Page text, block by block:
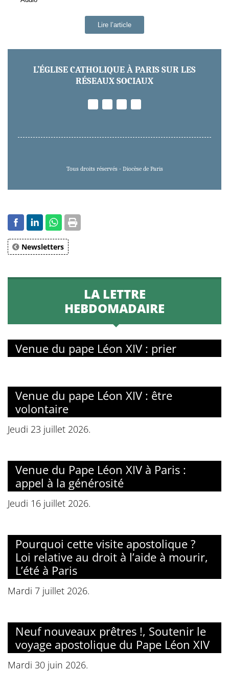
Lire l’article
L’ÉGLISE CATHOLIQUE À PARIS SUR LES
RÉSEAUX SOCIAUX
Tous droits réservés - Diocèse de Paris
Newsletters
LA LETTRE
HEBDOMADAIRE
Venue du pape Léon XIV : prier
Venue du pape Léon XIV : être
volontaire
Jeudi 23 juillet 2026.
Venue du Pape Léon XIV à Paris :
appel à la générosité
Jeudi 16 juillet 2026.
Pourquoi cette visite apostolique ?
Loi relative au droit à l’aide à mourir,
L’été à Paris
Mardi 7 juillet 2026.
Neuf nouveaux prêtres !, Soutenir le
voyage apostolique du Pape Léon XIV
Mardi 30 juin 2026.